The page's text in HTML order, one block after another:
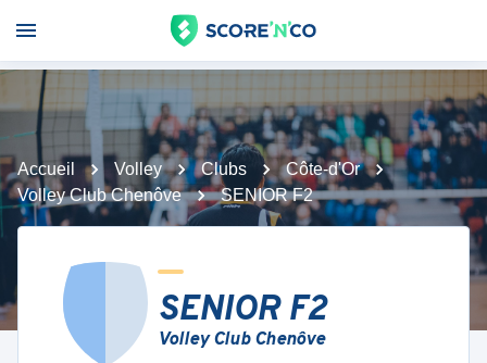
Accueil Volley Clubs
Côte-d'Or
Volley Club Chenôve
SENIOR F2
SENIOR F2
Volley Club Chenôve